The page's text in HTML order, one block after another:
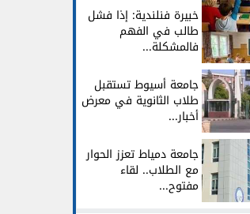
خبيرة فنلندية: إذا فشل
طالب في الفهم
فالمشكلة...
جامعة أسيوط تستقبل
طلاب الثانوية في معرض
أخبار...
جامعة دمياط تعزز الحوار
مع الطلاب.. لقاء
مفتوح...